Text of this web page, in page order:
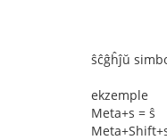
ŝĉĝĥĵŭ
ekzemple
Meta+s = ŝ